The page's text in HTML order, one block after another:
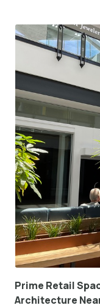
Prime Retail
Architecture